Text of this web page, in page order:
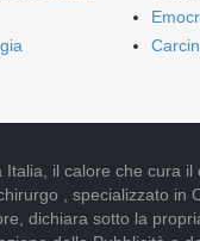
il calore che cura il
, specializzato in
dichiara sotto la